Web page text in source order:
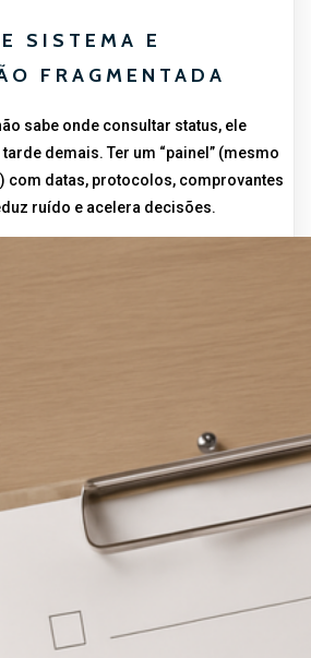
SISTEMA E
FRAGMENTADA
sabe onde consultar status, ele
demais. Ter um “painel” (mesmo
com datas, protocolos, comprovantes
ruído e acelera decisões.